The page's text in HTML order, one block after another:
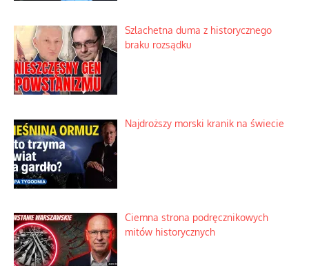
Szlachetna duma z historycznego
braku rozsądku
Najdroższy morski kranik na świecie
Ciemna strona podręcznikowych
mitów historycznych